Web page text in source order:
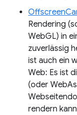
Rendering
WebGL) in
zuverlässig
ist auch ein
Web: Es ist
(oder
rendern